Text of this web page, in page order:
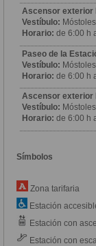
Ascensor exterior
Vestíbulo:
Horario: de 6:00 h
Paseo de la
Vestíbulo:
Horario: de 6:00 h
Ascensor exterior
Vestíbulo:
Horario: de 6:00 h
Símbolos
Zona tarifaria
Estación
Estación con
Estación con